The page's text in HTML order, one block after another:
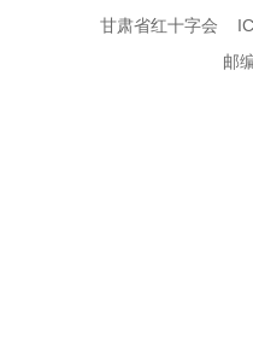
甘肃省红十字会
邮